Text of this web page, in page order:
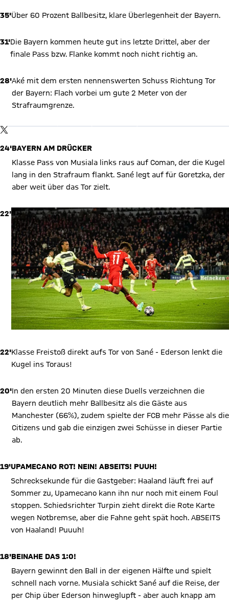
35'Über 60 Prozent Ballbesitz, klare Überlegenheit der Bayern.
31'Die Bayern kommen heute gut ins letzte Drittel, aber der
finale Pass bzw. Flanke kommt noch nicht richtig an.
28'Aké mit dem ersten nennenswerten Schuss Richtung Tor
der Bayern: Flach vorbei um gute 2 Meter von der
Strafraumgrenze.
TWITTER-BEITRAG
X Inhalte anzeigen
verarbeiten. Vorher kann das soziale Netzwerk keine Daten über
wird für alle Inhalte des sozialen Netzwerks auf unserer Website
gespeichert und Sie können dies jederzeit in der
24'BAYERN AM DRÜCKER
Klasse Pass von Musiala links raus auf Coman, der die Kugel
lang in den Strafraum flankt. Sané legt auf für Goretzka, der
aber weit über das Tor zielt.
22'
22'Klasse Freistoß direkt aufs Tor von Sané - Ederson lenkt die
Kugel ins Toraus!
20'In den ersten 20 Minuten diese Duells verzeichnen die
Bayern deutlich mehr Ballbesitz als die Gäste aus
Manchester (66%), zudem spielte der FCB mehr Pässe als die
Citizens und gab die einzigen zwei Schüsse in dieser Partie
ab.
19'UPAMECANO ROT! NEIN! ABSEITS! PUUH!
Schrecksekunde für die Gastgeber: Haaland läuft frei auf
Sommer zu, Upamecano kann ihn nur noch mit einem Foul
stoppen. Schiedsrichter Turpin zieht direkt die Rote Karte
wegen Notbremse, aber die Fahne geht spät hoch. ABSEITS
von Haaland! Puuuh!
18'BEINAHE DAS 1:0!
Bayern gewinnt den Ball in der eigenen Hälfte und spielt
schnell nach vorne. Musiala schickt Sané auf die Reise, der
per Chip über Ederson hinweglupft - aber auch knapp am